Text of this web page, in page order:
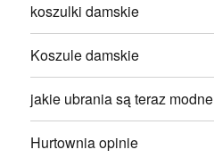
koszulki damskie
Koszule damskie
jakie ubrania są teraz modne
Hurtownia opinie